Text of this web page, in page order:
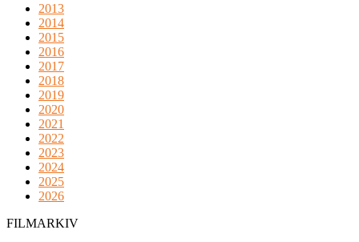
2013
2014
2015
2016
2017
2018
2019
2020
2021
2022
2023
2024
2025
2026
FILMARKIV